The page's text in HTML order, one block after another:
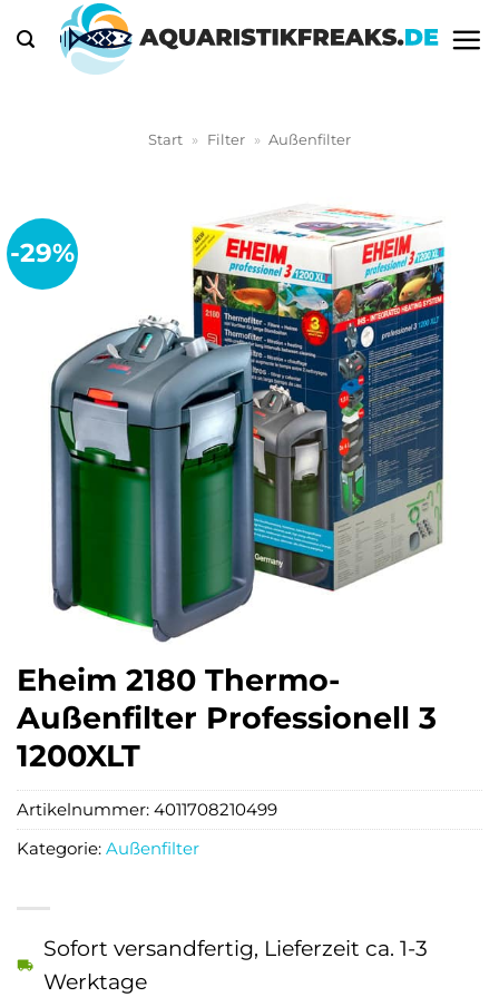
Inhalt
springen
Start » Filter » Außenfilter
-29%
Eheim 2180 Thermo-
Außenfilter Professionell 3
1200XLT
Sofort versandfertig, Lieferzeit ca. 1-3
Werktage
Artikelnummer: 4011708210499
Kategorie: Außenfilter